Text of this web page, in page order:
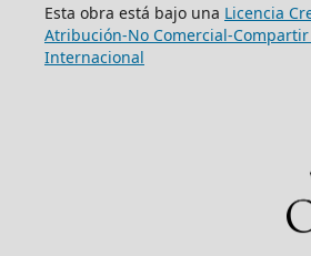
Esta obra está bajo una Licencia
Atribución-No Comercial-
Internacional